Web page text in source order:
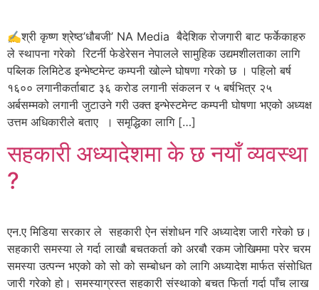
✍️श्री कृष्ण श्रेष्ठ’धौबजी’ NA Media बैदेशिक रोजगारी बाट फर्केकाहरु
ले स्थापना गरेको रिटर्नी फेडेरेसन नेपालले सामुहिक उद्यमशीलताका लागि
पब्लिक लिमिटेड इन्भेष्टमेन्ट कम्पनी खोल्ने घोषणा गरेको छ । पहिलो बर्ष
१६०० लगानीकर्ताबाट ३६ करोड लगानी संकलन र ५ बर्षभित्र २५
अर्बसम्मको लगानी जुटाउने गरी उक्त इन्भेस्टमेन्ट कम्पनी घोषणा भएको अध्यक्ष
उत्तम अधिकारीले बताए । समृद्धिका लागि […]
सहकारी अध्यादेशमा के छ नयाँ व्यवस्था
?
एन.ए मिडिया सरकार ले सहकारी ऐन संशोधन गरि अध्यादेश जारी गरेको छ।
सहकारी समस्या ले गर्दा लाखौ बचतकर्ता को अरबौ रकम जोखिममा परेर चरम
समस्या उत्पन्न भएको को सो को सम्बोधन को लागि अध्यादेश मार्फत संसोधित
जारी गरेको हो। समस्याग्रस्त सहकारी संस्थाको बचत फिर्ता गर्दा पाँच लाख